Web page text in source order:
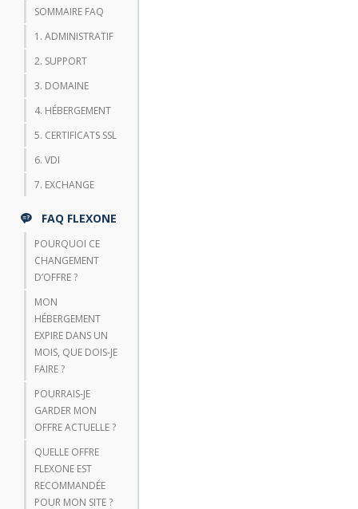
SOMMAIRE FAQ
1. ADMINISTRATIF
2. SUPPORT
3. DOMAINE
4. HÉBERGEMENT
5. CERTIFICATS SSL
6. VDI
7. EXCHANGE
FAQ FLEXONE
POURQUOI CE
CHANGEMENT
D’OFFRE ?
MON
HÉBERGEMENT
EXPIRE DANS UN
MOIS, QUE DOIS-JE
FAIRE ?
POURRAIS-JE
GARDER MON
OFFRE ACTUELLE ?
QUELLE OFFRE
FLEXONE EST
RECOMMANDÉE
POUR MON SITE ?